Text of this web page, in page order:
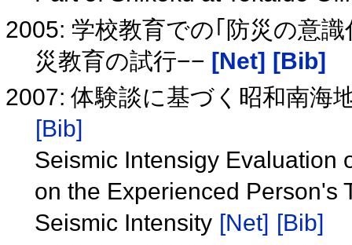
2005: 学校教育での｢防災の意
災教育の試行−− [Net] [Bib]
2007: 体験談に基づく昭和南海
[Bib]
Seismic Intensigy Evaluation
on the Experienced Person's
Seismic Intensity [Net] [Bib]